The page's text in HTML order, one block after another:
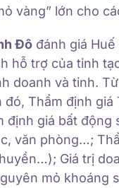
vàng” lớn cho
Đô đánh giá
hỗ trợ của tỉnh
doanh và tỉnh.
Thẩm định
định giá bất
văn phòng…;
Giá trị
mỏ